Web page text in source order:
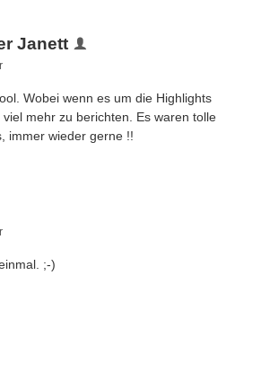
Janett
Wobei wenn es um die Highlights
mehr zu berichten. Es waren tolle
immer wieder gerne !!
;-)